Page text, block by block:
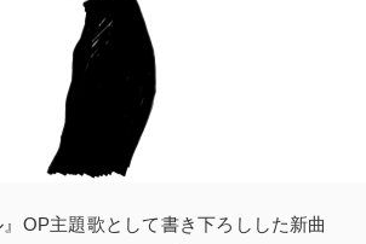
OP主題歌として書き下ろしした新曲